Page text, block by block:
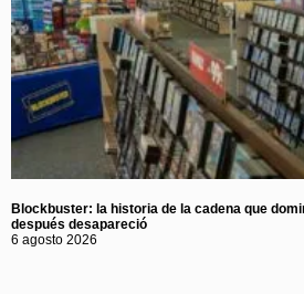
Blockbuster: la historia de la cadena que
después desapareció
6 agosto 2026